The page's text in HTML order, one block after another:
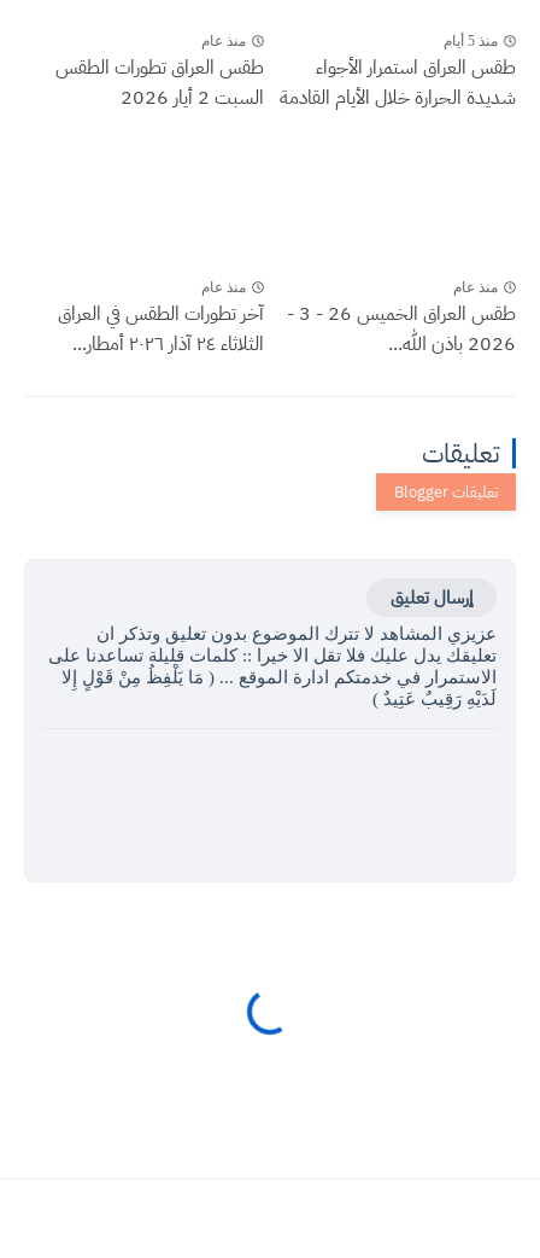
منذ 5 أيام
طقس العراق ‏استمرار الأجواء
شديدة الحرارة خلال الأيام القادمة
منذ عام
طقس العراق تطورات الطقس
السبت 2 أيار 2026
منذ عام
طقس العراق الخميس 26 - 3 -
2026 باذن الله...
منذ عام
آخر تطورات الطقس في العراق
الثلاثاء ٢٤ آذار ٢٠٢٦ أمطار...
تعليقات
إرسال تعليق
عزيزي المشاهد لا تترك الموضوع بدون تعليق وتذكر ان
تعليقك يدل عليك فلا تقل الا خيرا :: كلمات قليلة تساعدنا على
الاستمرار في خدمتكم ادارة الموقع ... ( مَا يَلْفِظُ مِنْ قَوْلٍ إِلا
لَدَيْهِ رَقِيبٌ عَتِيدٌ )